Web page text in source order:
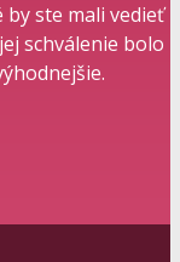
ste mali vedieť
schválenie bolo